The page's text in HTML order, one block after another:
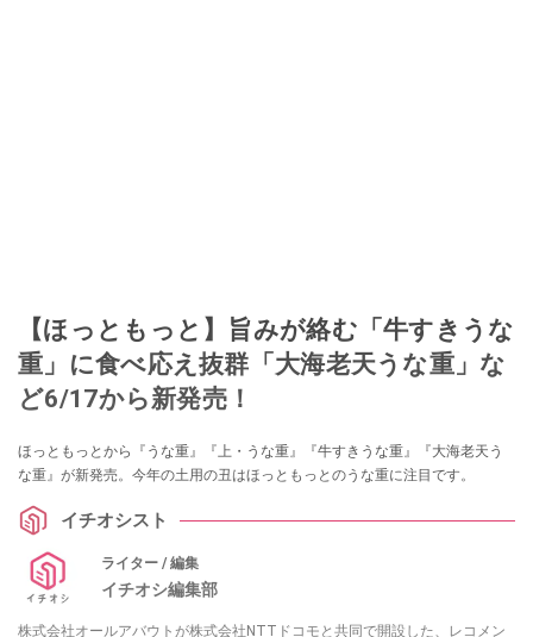
【ほっともっと】旨みが絡む「牛すきうな
重」に食べ応え抜群「大海老天うな重」な
ど6/17から新発売！
ほっともっとから『うな重』『上・うな重』『牛すきうな重』『大海老天う
な重』が新発売。今年の土用の丑はほっともっとのうな重に注目です。
イチオシスト
ライター / 編集
イチオシ編集部
株式会社オールアバウトが株式会社NTTドコモと共同で開設した、レコメン